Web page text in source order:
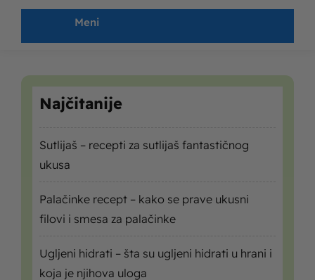
Meni
Najčitanije
Sutlijaš – recepti za sutlijaš fantastičnog
ukusa
Palačinke recept – kako se prave ukusni
filovi i smesa za palačinke
Ugljeni hidrati – šta su ugljeni hidrati u hrani i
koja je njihova uloga